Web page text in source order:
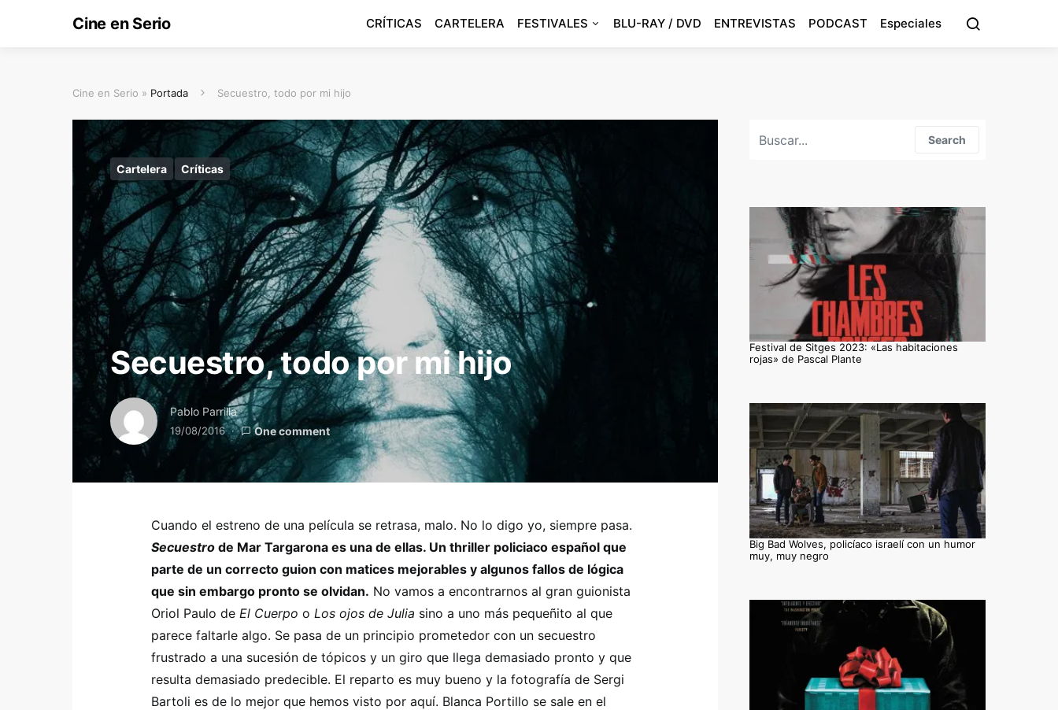
Cine en Serio CRÍTICAS CARTELERA FESTIVALES BLU-RAY / DVD ENTREVISTAS PODCAST Especiales
Cine en Serio » Portada Secuestro, todo por mi hijo
Cartelera Críticas
Secuestro, todo por mi hijo
Pablo Parrilla
19/08/2016 One comment
Cuando el estreno de una película se retrasa, malo. No lo digo yo, siempre pasa.
Secuestro de Mar Targarona es una de ellas. Un thriller policiaco español que
parte de un correcto guion con matices mejorables y algunos fallos de lógica
que sin embargo pronto se olvidan. No vamos a encontrarnos al gran guionista
Oriol Paulo de El Cuerpo o Los ojos de Julia sino a uno más pequeñito al que
parece faltarle algo. Se pasa de un principio prometedor con un secuestro
frustrado a una sucesión de tópicos y un giro que llega demasiado pronto y que
resulta demasiado predecible. El reparto es muy bueno y la fotografía de Sergi
Bartoli es de lo mejor que hemos visto por aquí. Blanca Portillo se sale en el
Search
Festival de Sitges 2023: «Las habitaciones
rojas» de Pascal Plante
Big Bad Wolves, policíaco israelí con un humor
muy, muy negro